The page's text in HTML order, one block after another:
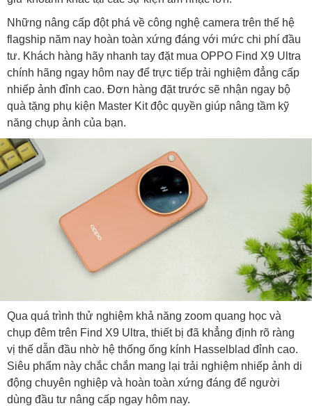
Những nâng cấp đột phá về công nghệ camera trên thế hệ
flagship năm nay hoàn toàn xứng đáng với mức chi phí đầu
tư. Khách hàng hãy nhanh tay đặt mua OPPO Find X9 Ultra
chính hãng ngay hôm nay để trực tiếp trải nghiệm đẳng cấp
nhiếp ảnh đỉnh cao. Đơn hàng đặt trước sẽ nhận ngay bộ
quà tặng phụ kiện Master Kit độc quyền giúp nâng tầm kỹ
năng chụp ảnh của bạn.
Qua quá trình thử nghiệm khả năng zoom quang học và
chụp đêm trên Find X9 Ultra, thiết bị đã khẳng định rõ ràng
vị thế dẫn đầu nhờ hệ thống ống kính Hasselblad đỉnh cao.
Siêu phẩm này chắc chắn mang lại trải nghiệm nhiếp ảnh di
động chuyên nghiệp và hoàn toàn xứng đáng để người
dùng đầu tư nâng cấp ngay hôm nay.